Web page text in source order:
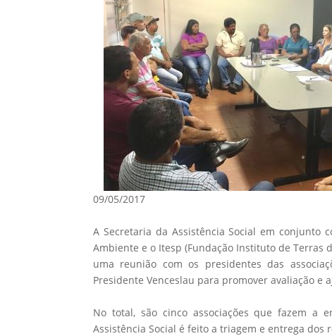
09/05/2017
A Secretaria da Assistência Social em conjunto
Ambiente e o Itesp (Fundação Instituto de Terras
uma reunião com os presidentes das
Presidente Venceslau para promover avaliação
No total, são cinco associações que fazem a
Assistência Social é feito a triagem e entrega